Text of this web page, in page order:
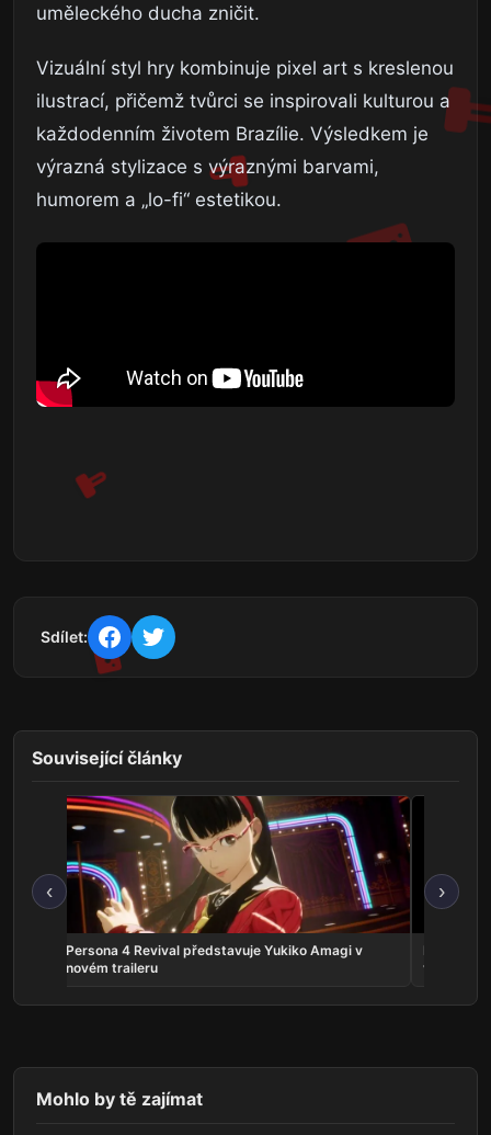
uměleckého ducha zničit.
Vizuální styl hry kombinuje pixel art s kreslenou
ilustrací, přičemž tvůrci se inspirovali kulturou a
každodenním životem Brazílie. Výsledkem je
výrazná stylizace s výraznými barvami,
humorem a „lo-fi“ estetikou.
Sdílet:
Související články
‹
Persona 4 Revival představuje Yukiko Amagi v
novém traileru
Phantom:
vyjde v
›
Mohlo by tě zajímat